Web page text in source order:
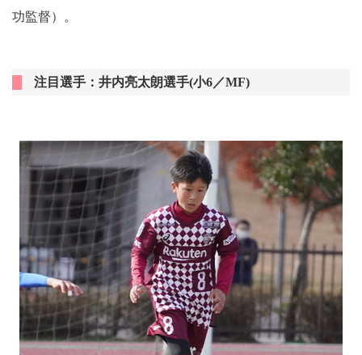
功監督）。
注目選手：井内亮太朗選手(小6／MF)